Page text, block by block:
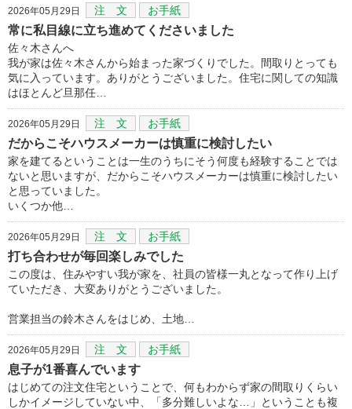
2026年05月29日 注 文 お手紙
常に私目線に立ち進めてくださいました
佐々木さんへ
我が家は佐々木さんから始まった家づくりでした。間取りとっても
気に入っています。ありがとうございました。住宅に関しての知識
はほとんど旦那任…
2026年05月29日 注 文 お手紙
だからこそハウスメーカーは慎重に検討したい
家を建てるということは一生のうちにそう何度も経験することでは
ないと思いますが、だからこそハウスメーカーは慎重に検討したい
と思っていました。
いくつか他…
2026年05月29日 注 文 お手紙
打ち合わせが毎回楽しみでした
この度は、住みやすい我が家を、社員の皆様一丸となって作り上げ
ていただき、大変ありがとうございました。
営業担当の鈴木さんをはじめ、土地…
2026年05月29日 注 文 お手紙
息子が1番喜んでいます
はじめての注文住宅ということで、何もわからず家の間取りくらい
しかイメージしていない中、「多分難しいよな…」ということも複